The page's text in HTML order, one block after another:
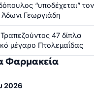
“υποδέχεται” τον
Γεωργιάδη
47 δίπλα
μέγαρο Πτολεμαΐδας
Φαρμακεία
2026